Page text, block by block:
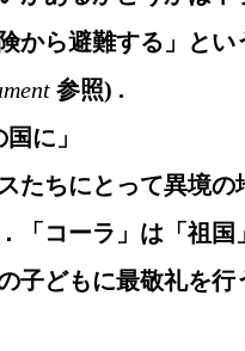
から避難する」と
参照) .
に」
たちにとって異境の
「コーラ」は「祖
子どもに最敬礼を